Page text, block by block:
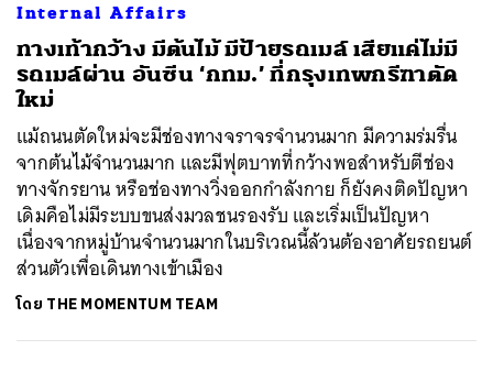
Internal Affairs
ทางเท้ากว้าง มีต้นไม้ มีป้ายรถเมล์ เสียแค่ไม่มี
รถเมล์ผ่าน อันซีน ‘กทม.’ ที่กรุงเทพกรีฑาตัด
ใหม่
แม้ถนนตัดใหม่จะมีช่องทางจราจรจำนวนมาก มีความร่มรื่น
จากต้นไม้จำนวนมาก และมีฟุตบาทที่กว้างพอสำหรับตีช่อง
ทางจักรยาน หรือช่องทางวิ่งออกกำลังกาย ก็ยังคงติดปัญหา
เดิมคือไม่มีระบบขนส่งมวลชนรองรับ และเริ่มเป็นปัญหา
เนื่องจากหมู่บ้านจำนวนมากในบริเวณนี้ล้วนต้องอาศัยรถยนต์
ส่วนตัวเพื่อเดินทางเข้าเมือง
โดย THE MOMENTUM TEAM
SHARE TWEET